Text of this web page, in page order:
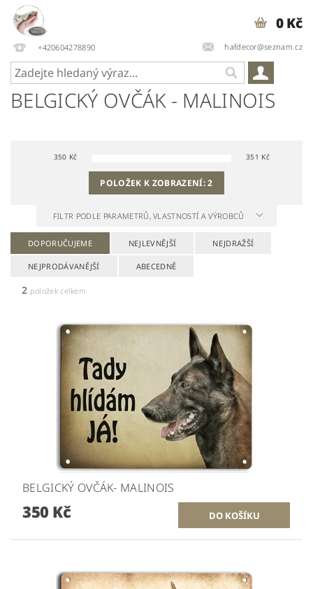
+420604278890 hafdecor@seznam.cz
0 Kč
BELGICKÝ OVČÁK - MALINOIS
350 Kč 351 Kč
POLOŽEK K ZOBRAZENÍ:2
FILTR PODLE PARAMETRŮ, VLASTNOSTÍ A VÝROBCŮ
DOPORUČUJEME NEJLEVNĚJŠÍ NEJDRAŽŠÍ
NEJPRODÁVANĚJŠÍ ABECEDNĚ
2 položek celkem
BELGICKÝ OVČÁK- MALINOIS
350 Kč